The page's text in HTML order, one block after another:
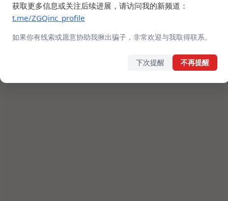
获取更多信息或关注后续进展，请访问我的新频道：
t.me/ZGQinc_profile
如果你有线索或愿意协助我揪出骗子，非常欢迎与我取得联系。
下次提醒 不再提醒